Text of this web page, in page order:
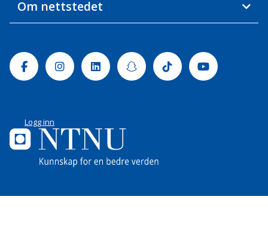
Om nettstedet
FacebookInstagramLinkedinSnapchatTiktok Youtube
Logg inn